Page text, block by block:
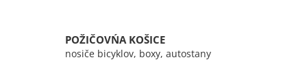
POŽIČOVŃA KOŠICE
nosiče bicyklov, boxy, autostany